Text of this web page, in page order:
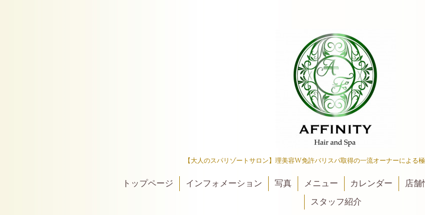
【大人のスパリゾートサロン】理美容W免許バリスパ取得の一流オーナーによる
トップページ インフォメーション 写真 メニュー カレンダー 店舗
スタッフ紹介